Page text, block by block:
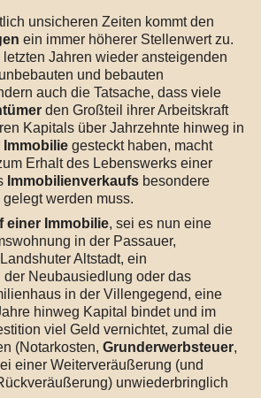
unsicheren Zeiten kommt den
ein immer höherer Stellenwert zu.
Jahren wieder ansteigenden
und bebauten
auch die Tatsache, dass viele
den Großteil ihrer Arbeitskraft
Kapitals über Jahrzehnte hinweg in
Immobilie gesteckt haben, macht
Erhalt des Lebenswerks einer
Immobilienverkaufs besondere
werden muss.
einer Immobilie, sei es nun eine
in der Passauer,
Altstadt, ein
der Neubausiedlung oder das
in der Villengegend, eine
hinweg Kapital bindet und im
viel Geld vernichtet, zumal die
(Notarkosten, Grunderwerbsteuer,
einer Weiterveräußerung (und
unwiederbringlich